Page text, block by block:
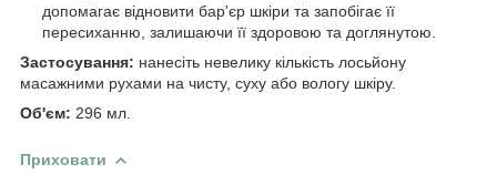
допомагає відновити бар'єр шкіри та запобігає її
пересиханню, залишаючи її здоровою та доглянутою.
Застосування: нанесіть невелику кількість лосьйону
масажними рухами на чисту, суху або вологу шкіру.
Об'єм: 296 мл.
Приховати